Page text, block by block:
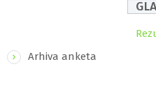
Arhiva anketa